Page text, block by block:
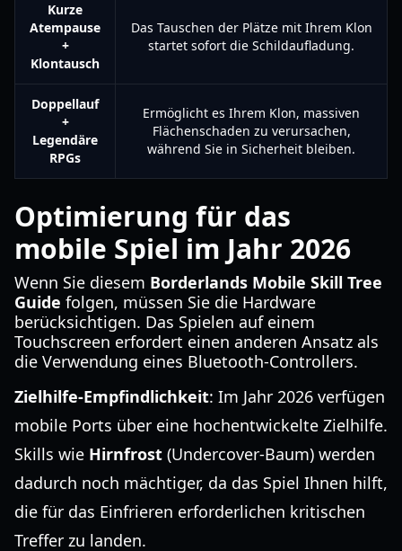
Kurze
Atempause
+
Klontausch
Das Tauschen der Plätze mit Ihrem Klon
startet sofort die Schildaufladung.
Doppellauf
+
Legendäre
RPGs
Ermöglicht es Ihrem Klon, massiven
Flächenschaden zu verursachen,
während Sie in Sicherheit bleiben.
Optimierung für das
mobile Spiel im Jahr 2026
Wenn Sie diesem Borderlands Mobile Skill Tree
Guide folgen, müssen Sie die Hardware
berücksichtigen. Das Spielen auf einem
Touchscreen erfordert einen anderen Ansatz als
die Verwendung eines Bluetooth-Controllers.
Zielhilfe-Empfindlichkeit: Im Jahr 2026 verfügen
mobile Ports über eine hochentwickelte Zielhilfe.
Skills wie Hirnfrost (Undercover-Baum) werden
dadurch noch mächtiger, da das Spiel Ihnen hilft,
die für das Einfrieren erforderlichen kritischen
Treffer zu landen.